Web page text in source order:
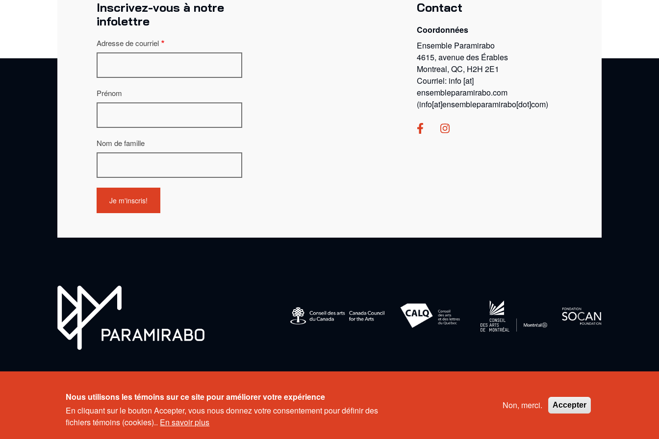
Nous utilisons les témoins sur ce site pour améliorer votre expérience
En cliquant sur le bouton Accepter, vous nous donnez votre consentement pour définir des
fichiers témoins (cookies).. En savoir plus
Non, merci. Accepter
Inscrivez-vous à notre
infolettre
Adresse de courriel
Prénom
Nom de famille
Contact
Coordonnées
Ensemble Paramirabo
4615, avenue des Érables
Montreal, QC, H2H 2E1
Courriel: info [at]
ensembleparamirabo.com
(info[at]ensembleparamirabo[dot]com)
Copyright © 2026 Ensemble Paramirabo. Tous droits réservés.
Conditions d'utilisation